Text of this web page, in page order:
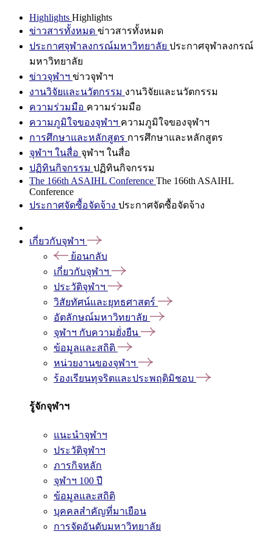
Highlights Highlights
ข่าวสารทั้งหมด ข่าวสารทั้งหมด
ประกาศจุฬาลงกรณ์มหาวิทยาลัย ประกาศจุฬาลงกรณ์
มหาวิทยาลัย
ข่าวจุฬาฯ ข่าวจุฬาฯ
งานวิจัยและนวัตกรรม งานวิจัยและนวัตกรรม
ความร่วมมือ ความร่วมมือ
ความภูมิใจของจุฬาฯ ความภูมิใจของจุฬาฯ
การศึกษาและหลักสูตร การศึกษาและหลักสูตร
จุฬาฯ ในสื่อ จุฬาฯ ในสื่อ
ปฏิทินกิจกรรม ปฏิทินกิจกรรม
The 166th ASAIHL Conference The 166th ASAIHL
Conference
ประกาศจัดซื้อจัดจ้าง ประกาศจัดซื้อจัดจ้าง
เกี่ยวกับจุฬาฯ
ย้อนกลับ
เกี่ยวกับจุฬาฯ
ประวัติจุฬาฯ
วิสัยทัศน์และยุทธศาสตร์
อัตลักษณ์มหาวิทยาลัย
จุฬาฯ กับความยั่งยืน
ข้อมูลและสถิติ
หน่วยงานของจุฬาฯ
ร้องเรียนทุจริตและประพฤติมิชอบ
รู้จักจุฬาฯ
แนะนำจุฬาฯ
ประวัติจุฬาฯ
ภารกิจหลัก
จุฬาฯ 100 ปี
ข้อมูลและสถิติ
บุคคลสำคัญที่มาเยือน
การจัดอันดับมหาวิทยาลัย